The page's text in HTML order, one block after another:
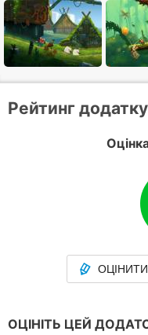
Рейтинг додатку
ОЦІНИТИ
ОЦІНІТЬ ЦЕЙ